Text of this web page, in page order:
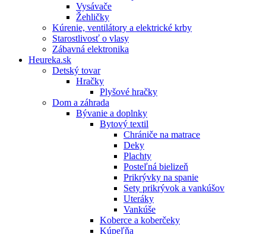
Vysávače
Žehličky
Kúrenie, ventilátory a elektrické krby
Starostlivosť o vlasy
Zábavná elektronika
Heureka.sk
Detský tovar
Hračky
Plyšové hračky
Dom a záhrada
Bývanie a doplnky
Bytový textil
Chrániče na matrace
Deky
Plachty
Posteľná bielizeň
Prikrývky na spanie
Sety prikrývok a vankúšov
Uteráky
Vankúše
Koberce a koberčeky
Kúpeľňa